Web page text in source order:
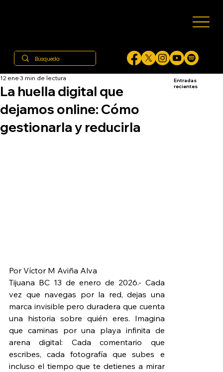
La huella digital que
dejamos online: Cómo
gestionarla y reducirla
12 ene 3 min de lectura
Por Víctor M Aviña Alva
Tijuana BC 13 de enero de 2026.- Cada
vez que navegas por la red, dejas una
marca invisible pero duradera que cuenta
una historia sobre quién eres. Imagina
que caminas por una playa infinita de
arena digital: Cada comentario que
escribes, cada fotografía que subes e
incluso el tiempo que te detienes a mirar
Entradas
recientes